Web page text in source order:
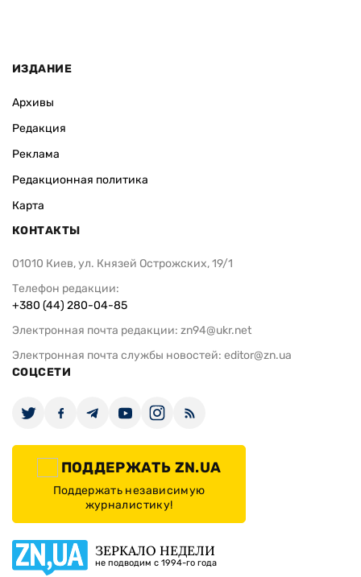
ИЗДАНИЕ
Архивы
Редакция
Реклама
Редакционная политика
Карта
КОНТАКТЫ
01010 Киев, ул. Князей Острожских, 19/1
Телефон редакции:
+380 (44) 280-04-85
Электронная почта редакции: zn94@ukr.net
Электронная почта службы новостей: editor@zn.ua
СОЦСЕТИ
ПОДДЕРЖАТЬ ZN.UA
Поддержать независимую
журналистику!
ЗЕРКАЛО НЕДЕЛИ
не подводим с 1994-го года